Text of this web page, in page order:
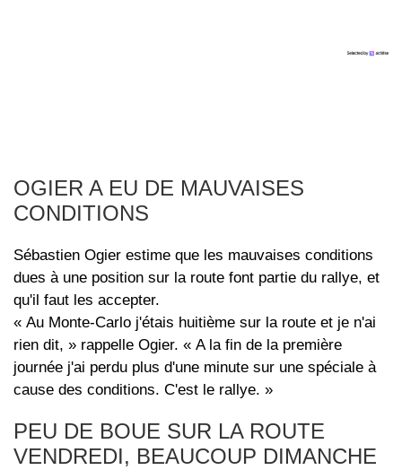
OGIER A EU DE MAUVAISES
CONDITIONS
Sébastien Ogier estime que les mauvaises conditions
dues à une position sur la route font partie du rallye, et
qu'il faut les accepter.
« Au Monte-Carlo j'étais huitième sur la route et je n'ai
rien dit, » rappelle Ogier. « A la fin de la première
journée j'ai perdu plus d'une minute sur une spéciale à
cause des conditions. C'est le rallye. »
PEU DE BOUE SUR LA ROUTE
VENDREDI, BEAUCOUP DIMANCHE